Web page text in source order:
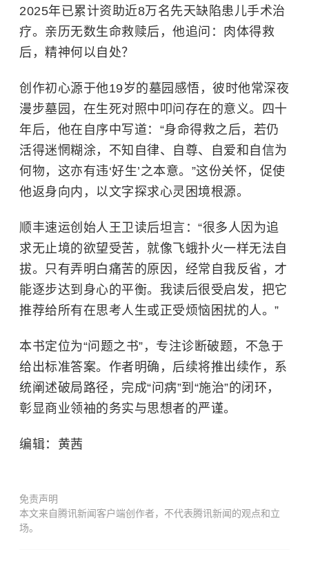
2025年已累计资助近8万名先天缺陷患儿手术治
疗。亲历无数生命救赎后，他追问：肉体得救
后，精神何以自处？
创作初心源于他19岁的墓园感悟，彼时他常深夜
漫步墓园，在生死对照中叩问存在的意义。四十
年后，他在自序中写道：“身命得救之后，若仍
活得迷惘糊涂，不知自律、自尊、自爱和自信为
何物，这亦有违‘好生’之本意。”这份关怀，促使
他返身向内，以文字探求心灵困境根源。
顺丰速运创始人王卫读后坦言：“很多人因为追
求无止境的欲望受苦，就像飞蛾扑火一样无法自
拔。只有弄明白痛苦的原因，经常自我反省，才
能逐步达到身心的平衡。我读后很受启发，把它
推荐给所有在思考人生或正受烦恼困扰的人。”
本书定位为“问题之书”，专注诊断破题，不急于
给出标准答案。作者明确，后续将推出续作，系
统阐述破局路径，完成“问病”到“施治”的闭环，
彰显商业领袖的务实与思想者的严谨。
编辑：黄茜
免责声明
本文来自腾讯新闻客户端创作者，不代表腾讯新闻的观点和立
场。